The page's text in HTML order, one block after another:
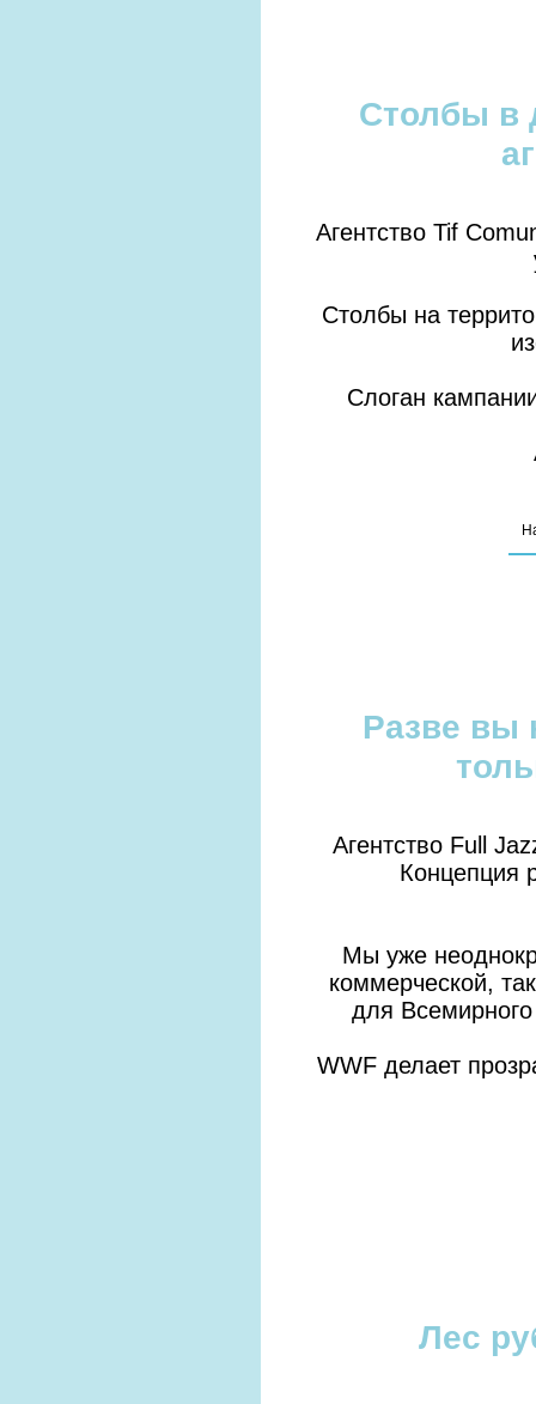
Столбы в
Агентство Tif
Столбы на
Слоган
Разве вы
Агентство Full
Концепция
Мы уже
коммерческой,
для
WWF делает
Лес